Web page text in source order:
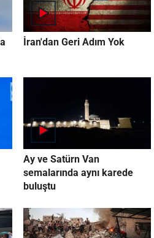
İran'dan Geri Adım Yok
Ay ve Satürn Van
semalarında aynı karede
buluştu